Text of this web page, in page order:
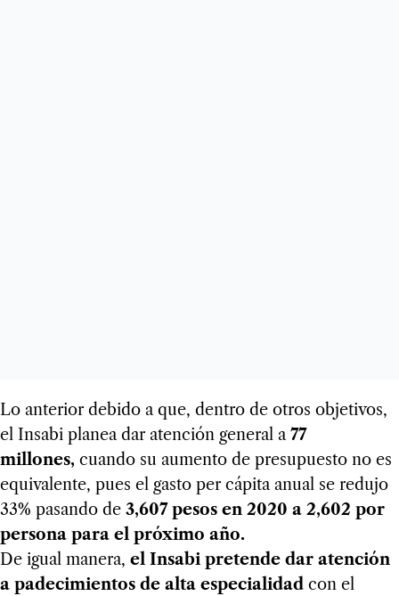
Lo anterior debido a que, dentro de otros objetivos,
el Insabi planea dar atención general a 77
millones, cuando su aumento de presupuesto no es
equivalente, pues el gasto per cápita anual se redujo
33% pasando de 3,607 pesos en 2020 a 2,602 por
persona para el próximo año.
De igual manera, el Insabi pretende dar atención
a padecimientos de alta especialidad con el